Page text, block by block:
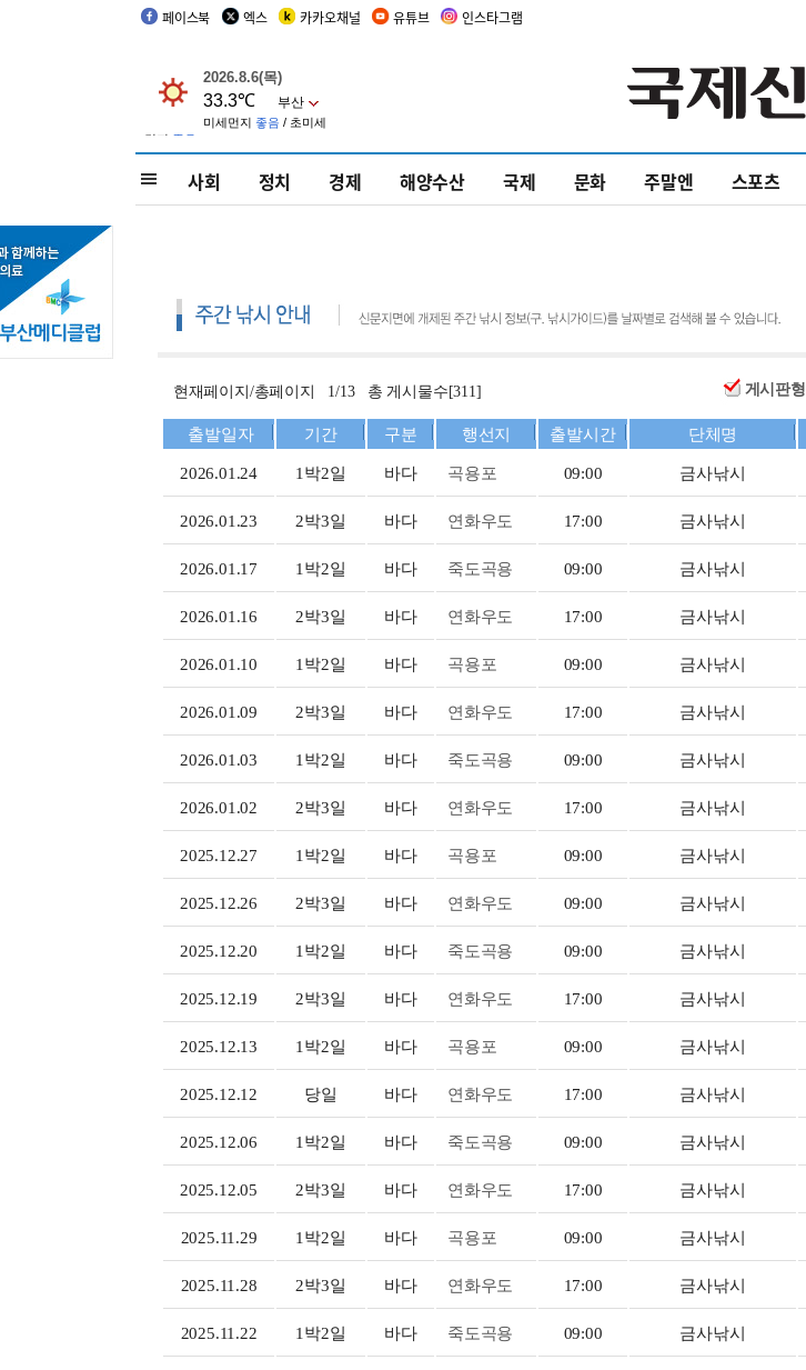
페이스북 엑스 카카오채널 유튜브 인스타그램
사회 정치 경제 해양수산 국제 문화 주말엔 스포츠
현재페이지/총페이지 1/13 총 게시물수[311] 게시판형
출발일자 기간 구분 행선지 출발시간 단체명
2026.01.24 1박2일 바다 곡용포 09:00 금사낚시
2026.01.23 2박3일 바다 연화우도 17:00 금사낚시
2026.01.17 1박2일 바다 죽도곡용 09:00 금사낚시
2026.01.16 2박3일 바다 연화우도 17:00 금사낚시
2026.01.10 1박2일 바다 곡용포 09:00 금사낚시
2026.01.09 2박3일 바다 연화우도 17:00 금사낚시
2026.01.03 1박2일 바다 죽도곡용 09:00 금사낚시
2026.01.02 2박3일 바다 연화우도 17:00 금사낚시
2025.12.27 1박2일 바다 곡용포 09:00 금사낚시
2025.12.26 2박3일 바다 연화우도 09:00 금사낚시
2025.12.20 1박2일 바다 죽도곡용 09:00 금사낚시
2025.12.19 2박3일 바다 연화우도 17:00 금사낚시
2025.12.13 1박2일 바다 곡용포 09:00 금사낚시
2025.12.12 당일 바다 연화우도 17:00 금사낚시
2025.12.06 1박2일 바다 죽도곡용 09:00 금사낚시
2025.12.05 2박3일 바다 연화우도 17:00 금사낚시
2025.11.29 1박2일 바다 곡용포 09:00 금사낚시
2025.11.28 2박3일 바다 연화우도 17:00 금사낚시
2025.11.22 1박2일 바다 죽도곡용 09:00 금사낚시